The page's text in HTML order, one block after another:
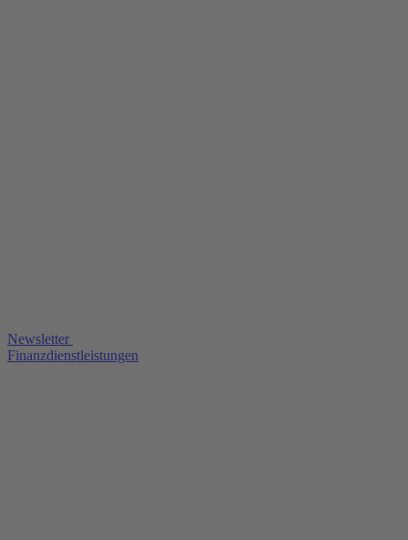
Newsletter
Finanzdienstleistungen